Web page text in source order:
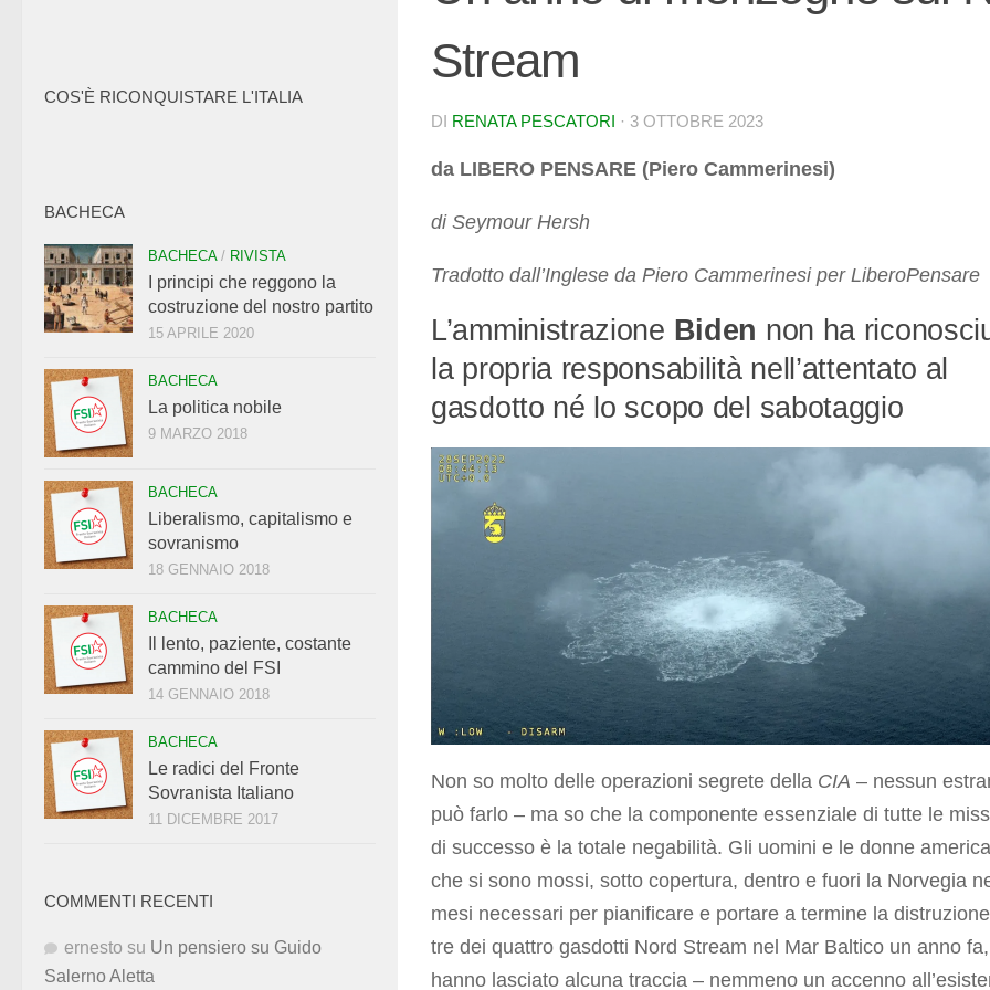
Stream
DI RENATA PESCATORI · 3 OTTOBRE 2023
da LIBERO PENSARE (Piero Cammerinesi)
di Seymour Hersh
Tradotto dall’Inglese da Piero Cammerinesi per LiberoPensare
L’amministrazione Biden non ha
la propria responsabilità nell’attentato al
gasdotto né lo scopo del sabotaggio
Non so molto delle operazioni segrete della CIA – nessun
può farlo – ma so che la componente essenziale di tutte le
di successo è la totale negabilità. Gli uomini e le donne
che si sono mossi, sotto copertura, dentro e fuori la Norvegia
mesi necessari per pianificare e portare a termine la
tre dei quattro gasdotti Nord Stream nel Mar Baltico un anno
hanno lasciato alcuna traccia – nemmeno un accenno
COS'È RICONQUISTARE L'ITALIA
BACHECA
BACHECA/ RIVISTA
I principi che reggono la
costruzione del nostro partito
15 APRILE 2020
BACHECA
La politica nobile
9 MARZO 2018
BACHECA
Liberalismo, capitalismo e
sovranismo
18 GENNAIO 2018
BACHECA
Il lento, paziente, costante
cammino del FSI
14 GENNAIO 2018
BACHECA
Le radici del Fronte
Sovranista Italiano
11 DICEMBRE 2017
COMMENTI RECENTI
ernesto su Un pensiero su Guido
Salerno Aletta